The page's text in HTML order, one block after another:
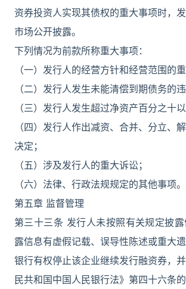
资券投资人实现其债权的重大事项时，
市场公开披露。
下列情况为前款所称重大事项：
（一）发行人的经营方针和经营范围的重
（二）发行人发生未能清偿到期债务的违
（三）发行人发生超过净资产百分之十
（四）发行人作出减资、合并、分立、
决定；
（五）涉及发行人的重大诉讼；
（六）法律、行政法规规定的其他事项。
第五章 监督管理
第三十三条 发行人未按照有关规定披
露信息有虚假记载、误导性陈述或重大
银行有权停止该企业继续发行融资券，
民共和国中国人民银行法》第四十六条的